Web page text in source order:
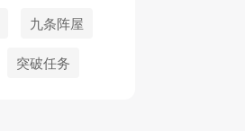
九条阵屋
突破任务